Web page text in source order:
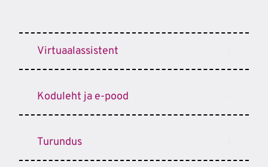
Virtuaalassistent
Koduleht ja e-pood
Turundus